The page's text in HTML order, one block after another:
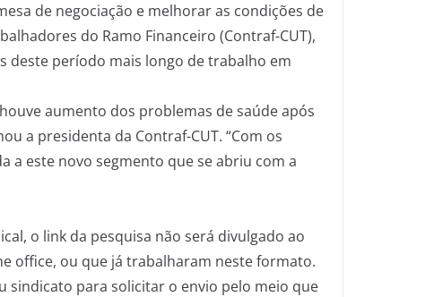
de negociação e melhorar as condições de
do Ramo Financeiro (Contraf-CUT),
deste período mais longo de trabalho em
aumento dos problemas de saúde após
a presidenta da Contraf-CUT. “Com os
a este novo segmento que se abriu com a
o link da pesquisa não será divulgado ao
office, ou que já trabalharam neste formato.
sindicato para solicitar o envio pelo meio que